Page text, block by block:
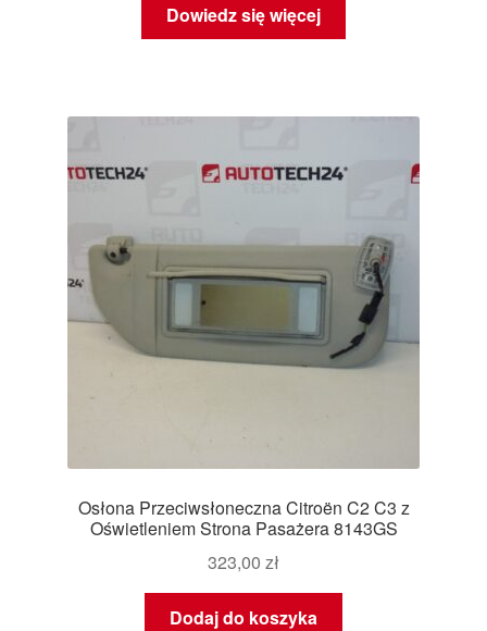
Dowiedz się więcej
Osłona Przeciwsłoneczna Citroën C2 C3 z
Oświetleniem Strona Pasażera 8143GS
323,00 zł
Dodaj do koszyka